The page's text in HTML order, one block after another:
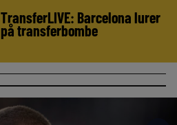
//
TransferLIVE: Barcelona lurer
på transferbombe